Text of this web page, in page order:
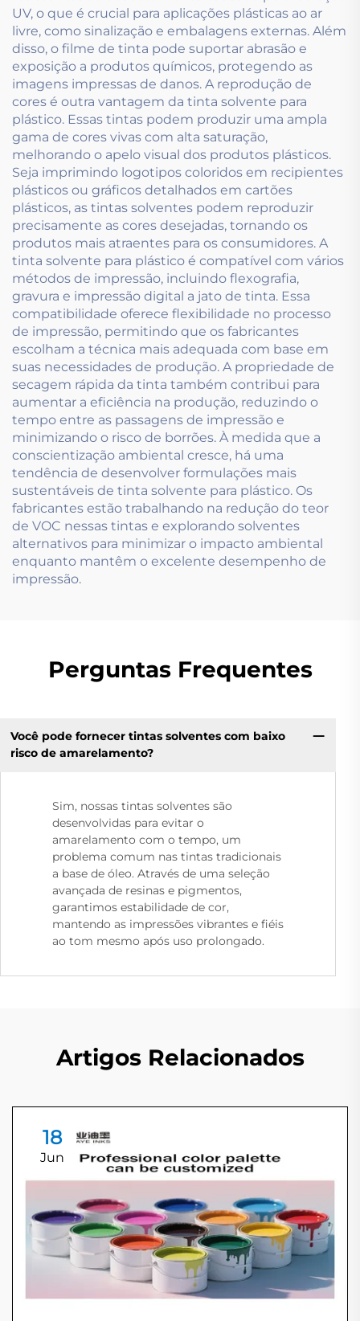
UV, o que é crucial para aplicações plásticas ao ar
livre, como sinalização e embalagens externas. Além
disso, o filme de tinta pode suportar abrasão e
exposição a produtos químicos, protegendo as
imagens impressas de danos. A reprodução de
cores é outra vantagem da tinta solvente para
plástico. Essas tintas podem produzir uma ampla
gama de cores vivas com alta saturação,
melhorando o apelo visual dos produtos plásticos.
Seja imprimindo logotipos coloridos em recipientes
plásticos ou gráficos detalhados em cartões
plásticos, as tintas solventes podem reproduzir
precisamente as cores desejadas, tornando os
produtos mais atraentes para os consumidores. A
tinta solvente para plástico é compatível com vários
métodos de impressão, incluindo flexografia,
gravura e impressão digital a jato de tinta. Essa
compatibilidade oferece flexibilidade no processo
de impressão, permitindo que os fabricantes
escolham a técnica mais adequada com base em
suas necessidades de produção. A propriedade de
secagem rápida da tinta também contribui para
aumentar a eficiência na produção, reduzindo o
tempo entre as passagens de impressão e
minimizando o risco de borrões. À medida que a
conscientização ambiental cresce, há uma
tendência de desenvolver formulações mais
sustentáveis de tinta solvente para plástico. Os
fabricantes estão trabalhando na redução do teor
de VOC nessas tintas e explorando solventes
alternativos para minimizar o impacto ambiental
enquanto mantêm o excelente desempenho de
impressão.
Perguntas Frequentes
Você pode fornecer tintas solventes com baixo
risco de amarelamento?
Sim, nossas tintas solventes são
desenvolvidas para evitar o
amarelamento com o tempo, um
problema comum nas tintas tradicionais
a base de óleo. Através de uma seleção
avançada de resinas e pigmentos,
garantimos estabilidade de cor,
mantendo as impressões vibrantes e fiéis
ao tom mesmo após uso prolongado.
Artigos Relacionados
18
Jun